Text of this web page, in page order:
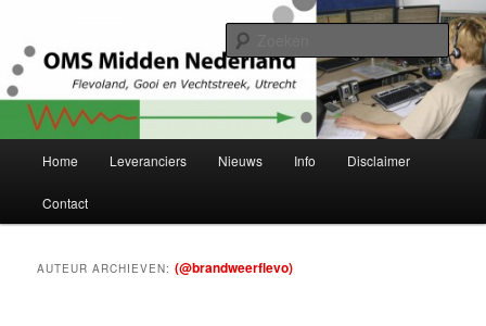
primaire
inhoud
secundaire
inhoudOMS Midden-Nederland
Project Herstructurering OMS Flevoland, Gooi en Vechtstreek en Utrecht
Home Leveranciers Nieuws Info Disclaimer
Contact
AUTEUR ARCHIEVEN:(@brandweerflevo)